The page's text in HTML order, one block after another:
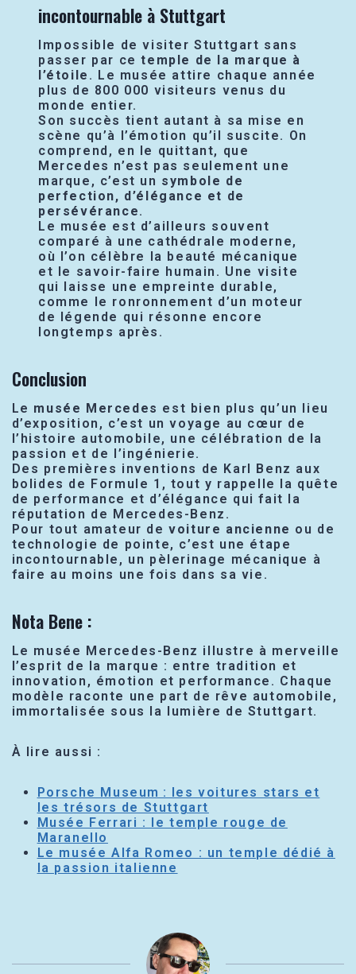
incontournable à Stuttgart
Impossible de visiter Stuttgart sans
passer par cetemple de la marque à
l’étoile . Le musée attire chaque année
plus de 800 000 visiteurs venus du
monde entier.
Son succès tient autant à sa mise en
scène qu’à l’émotion qu’il suscite. On
comprend, en le quittant, que
Mercedes n’est pas seulement une
marque, c’est un symbole de
perfection, d’élégance et de
persévérance.
Le musée est d’ailleurs souvent
comparé à une cathédrale moderne,
où l’on célèbre la beauté mécanique
et le savoir-faire humain. Une visite
qui laisse une empreinte durable,
comme le ronronnement d’un moteur
de légende qui résonne encore
longtemps après.
Conclusion
Le musée Mercedes est bien plus qu’un lieu
d’exposition, c’est un voyage au cœur de
l’histoire automobile, une célébration de la
passion et de l’ingénierie.
Des premières inventions de Karl Benz aux
bolides de Formule 1, tout y rappelle la quête
de performance et d’élégance qui fait la
réputation de Mercedes-Benz.
Pour tout amateur devoiture ancienne ou de
technologie de pointe, c’est une étape
incontournable, un pèlerinage mécanique à
faire au moins une fois dans sa vie.
Nota Bene :
Le musée Mercedes-Benz illustre à merveille
l’esprit de la marque : entre tradition et
innovation, émotion et performance. Chaque
modèle raconte une part de rêve automobile,
immortalisée sous la lumière de Stuttgart.
À lire aussi :
Porsche Museum : les voitures stars et
les trésors de Stuttgart
Musée Ferrari : le temple rouge de
Maranello
Le musée Alfa Romeo : un temple dédié à
la passion italienne